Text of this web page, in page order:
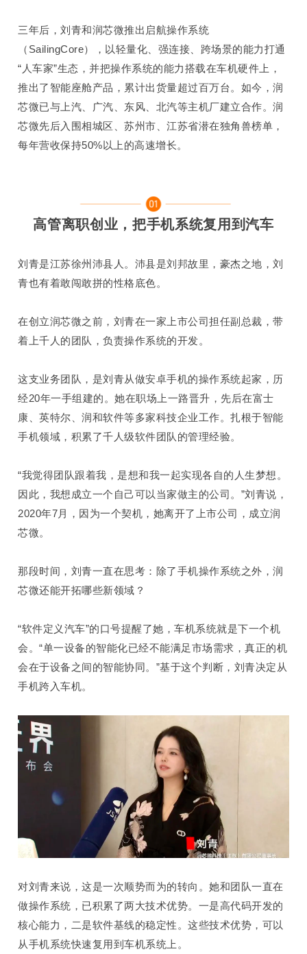
三年后，刘青和润芯微推出启航操作系统
（ SailingCore），以轻量化、强连接、跨场景的能力打通
“人车家”生态，并把操作系统的能力搭载在车机硬件上，
推出了智能座舱产品，累计出货量超过百万台。如今，润
芯微已与上汽、广汽、东风、北汽等主机厂建立合作。润
芯微先后入围相城区、苏州市、江苏省潜在独角兽榜单，
每年营收保持50%以上的高速增长。
高管离职创业 ， 把手机系统复用到汽车
刘青是江苏徐州沛县人。沛县是刘邦故里，豪杰之地，刘
青也有着敢闯敢拼的性格底色。
在创立润芯微之前，刘青在一家上市公司担任副总裁，带
着上千人的团队 ，负责操作系统的开发。
这支业务团队 ， 是刘青从做安卓手机的操作系统起家 ， 历
经20年一手组建的。她在职场上一路晋升，先后在富士
康、英特尔、润和软件等多家科技企业工作。扎根于智能
手机领域，积累了千人级软件团队的管理经验。
“我觉得团队跟着我，是想和我一起实现各自的人生梦想。
因此， 我想成立一个 自己可以当家做主的公司。”刘青说 ，
2020年7月， 因为一个契机， 她离开了上市公司，成立润
芯微。
那段时间 ，刘青一直在思考：除了手机操作系统之外，润
芯微还能开拓哪些新领域？
“软件定义汽车”的口号提醒了她，车机系统就是下一个机
会。“单一设备的智能化已经不能满足市场需求，真正的机
会在于设备之间的智能协同。”基于这个判断，刘青决定 从
手机跨入车机。
对刘青来说，这是一次顺势而为的转向。她和团队一直在
做操作系统，已积累了两大技术优势。一是高代码开发的
核心能力，二是软件基线的稳定性。这些技术优势，可以
从手机系统快速复用到车机系统上。